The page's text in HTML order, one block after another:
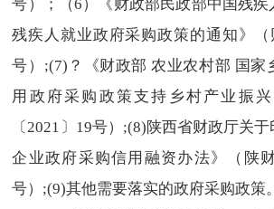
号）；（6）《财政部民政部中国残
残疾人就业政府采购政策的通知》（
号）;(7)？《财政部 农业农村部 国家
用政府采购政策支持乡村产业振
〔2021〕19号）;(8)陕西省财政厅关
企业政府采购信用融资办法》（陕
号）;(9)其他需要落实的政府采购政策。